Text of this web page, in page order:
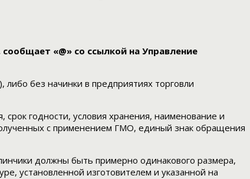
«@» со ссылкой на Управление
без начинки в предприятиях торговли
годности, условия хранения, наименование и
с применением ГМО, единый знак обращения
должны быть примерно одинакового размера,
установленной изготовителем и указанной на